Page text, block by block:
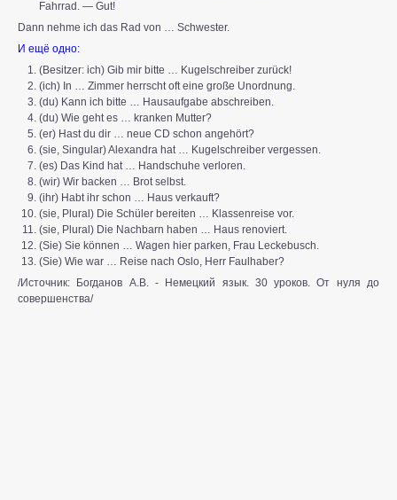
Fahrrad. — Gut!
Dann nehme ich das Rad von … Schwester.
И ещё одно:
(Besitzer: ich) Gib mir bitte … Kugelschreiber zurück!
(ich) In … Zimmer herrscht oft eine große Unordnung.
(du) Kann ich bitte … Hausaufgabe abschreiben.
(du) Wie geht es … kranken Mutter?
(er) Hast du dir … neue CD schon angehört?
(sie, Singular) Alexandra hat … Kugelschreiber vergessen.
(es) Das Kind hat … Handschuhe verloren.
(wir) Wir backen … Brot selbst.
(ihr) Habt ihr schon … Haus verkauft?
(sie, Plural) Die Schüler bereiten … Klassenreise vor.
(sie, Plural) Die Nachbarn haben … Haus renoviert.
(Sie) Sie können … Wagen hier parken, Frau Leckebusch.
(Sie) Wie war … Reise nach Oslo, Herr Faulhaber?
/Источник: Богданов А.В. - Немецкий язык. 30 уроков. От нуля до
совершенства/